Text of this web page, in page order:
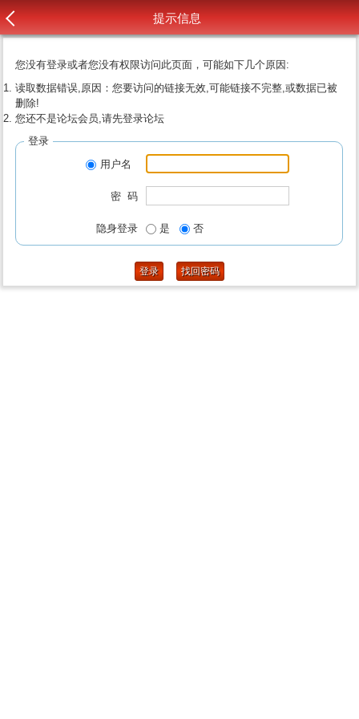
提示信息
您没有登录或者您没有权限访问此页面，可能如下几个原因:
读取数据错误,原因：您要访问的链接无效,可能链接不完整,或数据已被
删除!
您还不是论坛会员,请先登录论坛
登录
用户名
密 码
隐身登录 是 否